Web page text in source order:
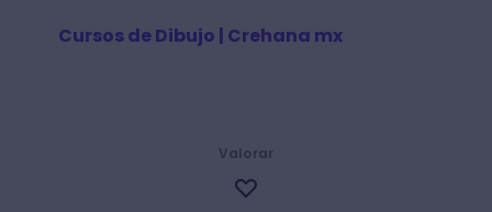
Cursos de Dibujo | Crehana mx
Valorar